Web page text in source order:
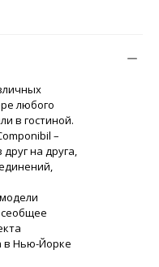
любого
в гостиной.
–
на друга,
в Нью-Йорке